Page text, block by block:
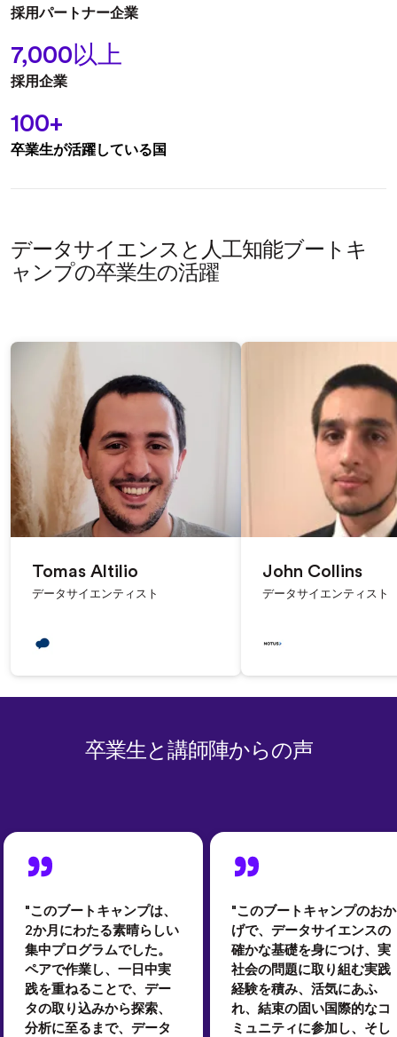
採⽤パートナー企業
7,000以上
採用企業
100+
卒業生が活躍している国
データサイエンスと人工知能ブートキ
ャンプの卒業生の活躍
Tomas Altilio
データサイエンティスト
John Collins
データサイエンティスト
卒業生と講師陣からの声
"このブートキャンプは、
2か月にわたる素晴らしい
集中プログラムでした。
ペアで作業し、一日中実
践を重ねることで、デー
タの取り込みから探索、
分析に至るまで、データ
"このブートキャンプのおか
げで、データサイエンスの
確かな基礎を身につけ、実
社会の問題に取り組む実践
経験を積み、活気にあふ
れ、結束の固い国際的なコ
ミュニティに参加し、そし